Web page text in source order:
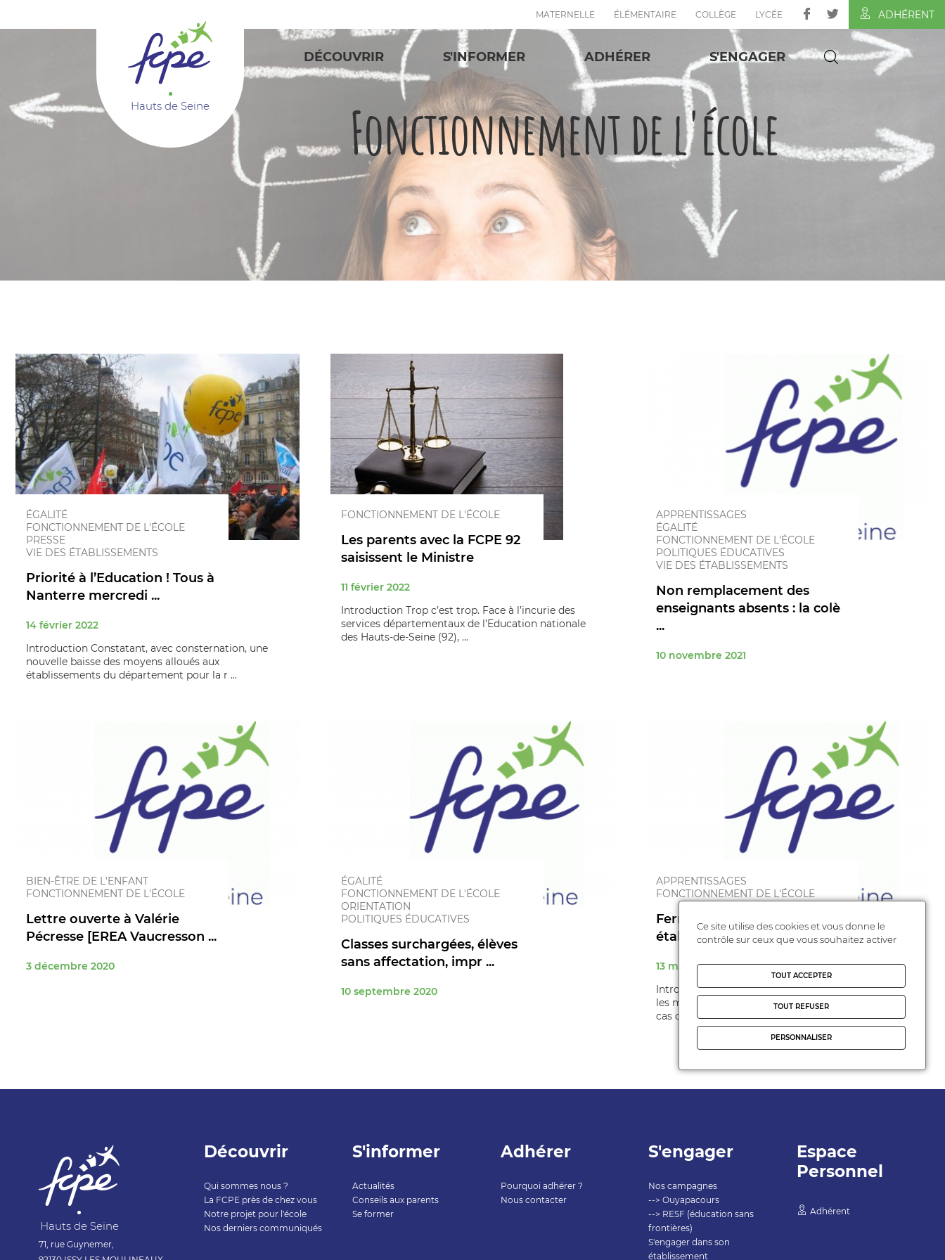
MATERNELLE ÉLÉMENTAIRE COLLÈGE LYCÉE ADHÉRENT
Hauts de Seine
DÉCOUVRIR S'INFORMER ADHÉRER S'ENGAGER
Fonctionnement de l'école
ÉGALITÉ
FONCTIONNEMENT DE L'ÉCOLE
PRESSE
VIE DES ÉTABLISSEMENTS
Priorité à l’Education ! Tous à
Nanterre mercredi ...
14 février 2022
Introduction Constatant, avec consternation, une
nouvelle baisse des moyens alloués aux
établissements du département pour la r ...
FONCTIONNEMENT DE L'ÉCOLE
Les parents avec la FCPE 92
saisissent le Ministre
11 février 2022
Introduction Trop c’est trop. Face à l’incurie des
services départementaux de l’Education nationale
des Hauts-de-Seine (92), ...
APPRENTISSAGES
ÉGALITÉ
FONCTIONNEMENT DE L'ÉCOLE
POLITIQUES ÉDUCATIVES
VIE DES ÉTABLISSEMENTS
Non remplacement des
enseignants absents : la colè
...
10 novembre 2021
BIEN-ÊTRE DE L'ENFANT
FONCTIONNEMENT DE L'ÉCOLE
Lettre ouverte à Valérie
Pécresse [EREA Vaucresson ...
3 décembre 2020
ÉGALITÉ
FONCTIONNEMENT DE L'ÉCOLE
ORIENTATION
POLITIQUES ÉDUCATIVES
Classes surchargées, élèves
sans affectation, impr ...
10 septembre 2020
APPRENTISSAGES
FONCTIONNEMENT DE L'ÉCOLE
Fermeture du CDPE & des
établissements: que faire?
13 mars 2020
Introduction [les locaux de la FCPE 92 sont fermés,
les mails adressés à cdpe@fcpe92.fr sont traités, en
cas d'urgence vous pouv ...
Hauts de Seine
71, rue Guynemer,
Découvrir
Qui sommes nous ?
La FCPE près de chez vous
Notre projet pour l'école
Nos derniers communiqués
S'informer
Actualités
Conseils aux parents
Se former
Adhérer
Pourquoi adhérer ?
Nous contacter
S'engager
Nos campagnes
--> Ouyapacours
--> RESF (éducation sans
frontières)
S'engager dans son
établissement
Espace
Personnel
Adhérent
Ce site utilise des cookies et vous donne le
contrôle sur ceux que vous souhaitez activer
TOUT ACCEPTER
TOUT REFUSER
PERSONNALISER